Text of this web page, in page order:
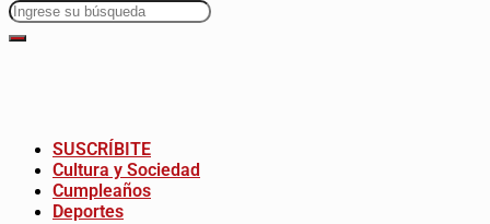
SUSCRÍBITE
Cultura y Sociedad
Cumpleaños
Deportes